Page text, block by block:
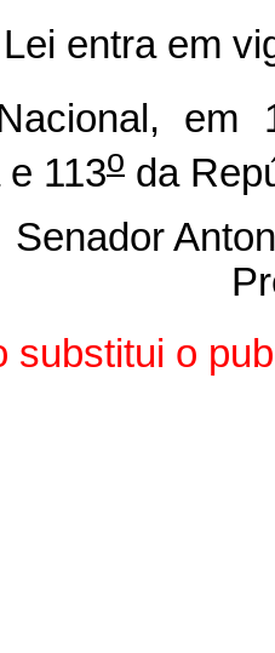
entra em
113o da
Senador
substitui o